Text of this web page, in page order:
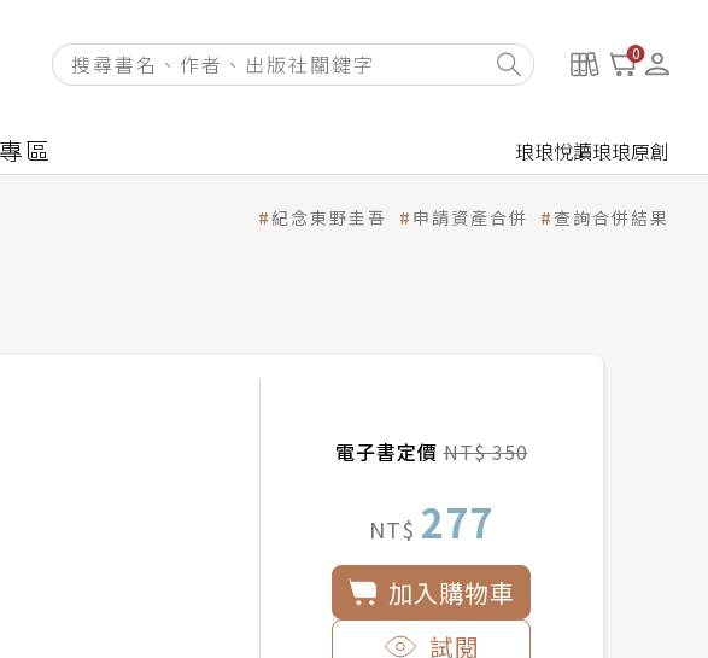
0
區 琅琅悅讀琅琅原創
紀念東野圭吾 申請資產合併 查詢合併結果
電子書定價NT$ 350
NT$ 277
加入購物車
試閱